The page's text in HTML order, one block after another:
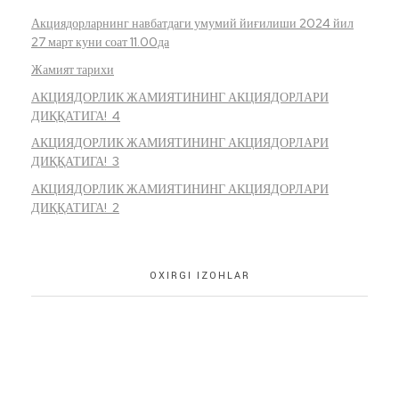
Акциядорларнинг навбатдаги умумий йиғилиши 2024 йил
27 март куни соат 11.00да
Жамият тарихи
АКЦИЯДОРЛИК ЖАМИЯТИНИНГ АКЦИЯДОРЛАРИ
ДИҚҚАТИГА! 4
АКЦИЯДОРЛИК ЖАМИЯТИНИНГ АКЦИЯДОРЛАРИ
ДИҚҚАТИГА! 3
АКЦИЯДОРЛИК ЖАМИЯТИНИНГ АКЦИЯДОРЛАРИ
ДИҚҚАТИГА! 2
OXIRGI IZOHLAR